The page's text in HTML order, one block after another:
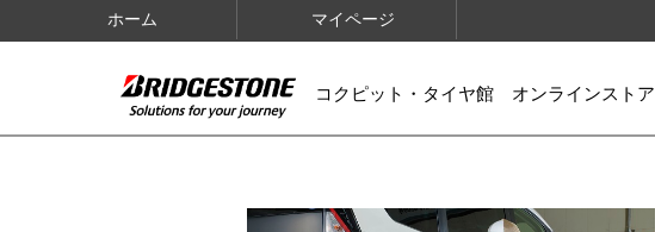
ホーム マイページ
コクピット・タイヤ館 オンラインストア
IMAGES